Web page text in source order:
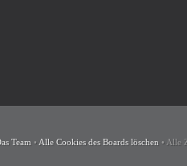
Team • Alle Cookies des Boards löschen • Alle